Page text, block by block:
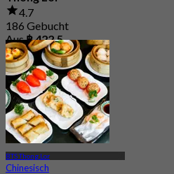
4.7
186 Gebucht
Aus฿ 422.5
BTS Thong Lor
Chinesisch